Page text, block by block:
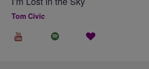
Tom Civic